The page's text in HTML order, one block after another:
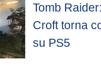
Tomb
Croft torna
su PS5